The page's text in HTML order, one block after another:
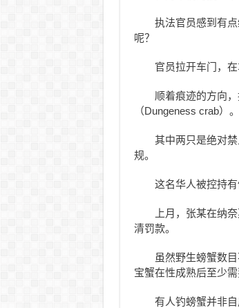
执法官员感到有
呢？
官员拉开车门，
顺着痕迹的方向
（Dungeness crab）。
其中两只是绝对
规。
这名华人被控持
上月，张某在纳
清罚款。
虽然野生螃蟹数
宝蟹在性成熟后至少
有人钓螃蟹并非